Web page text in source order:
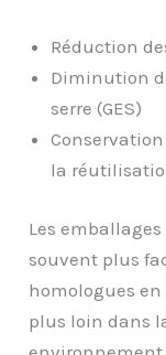
Réduction
Diminution
serre (GES)
la
Les
souvent plus
homologues
plus loin dans